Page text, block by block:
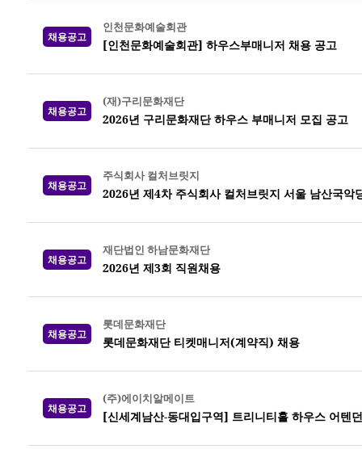
채용공고
인천문화예술회관
[인천문화예술회관] 하우스부매니저 채용 공고
채용공고
(재)구리문화재단
2026년 구리문화재단 하우스 부매니저 모집 공고
채용공고
주식회사 컬처브릿지
2026년 제4차 주식회사 컬처브릿지 서울 남산국악
채용공고
재단법인 하남문화재단
2026년 제3회 직원채용
채용공고
롯데문화재단
롯데문화재단 티켓매니저(계약직) 채용
채용공고
(주)에이치알메이트
[신세계남산-동대입구역] 트리니티홀 하우스 어텐